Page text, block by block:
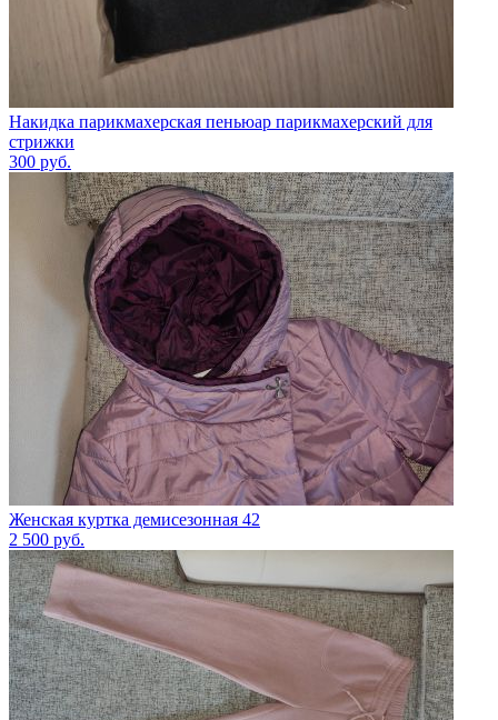
Накидка парикмахерская пеньюар парикмахерский для
стрижки
300 руб.
Женская куртка демисезонная 42
2 500 руб.